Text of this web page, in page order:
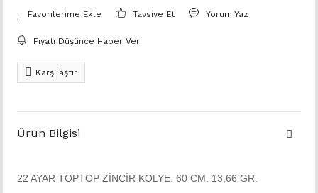
Tavsiye Et Yorum Yaz
Fiyatı Düşünce Haber Ver
Karşılaştır
Ürün Bilgisi
22 AYAR TOPTOP ZİNCİR KOLYE. 60 CM. 13,66 GR.